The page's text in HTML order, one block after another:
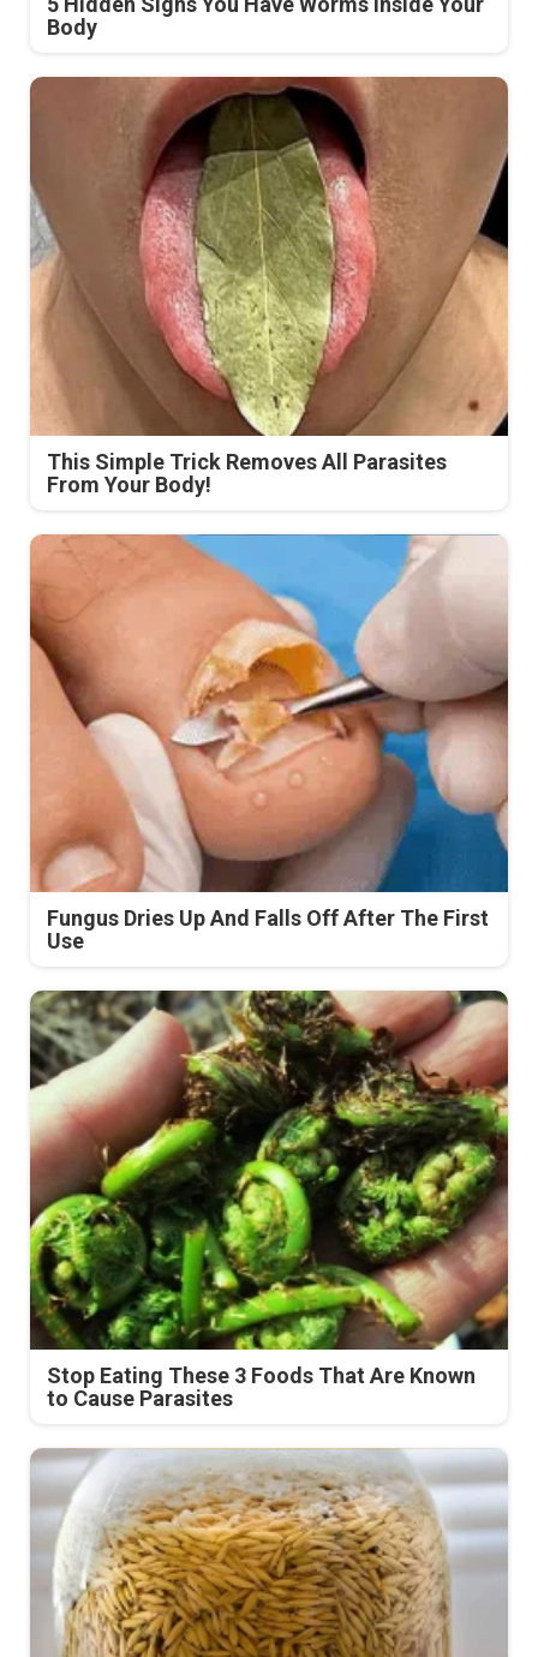
Body
This Simple Trick Removes All Parasites
From Your Body!
Fungus Dries Up And Falls Off After The First
Use
Stop Eating These 3 Foods That Are Known
to Cause Parasites